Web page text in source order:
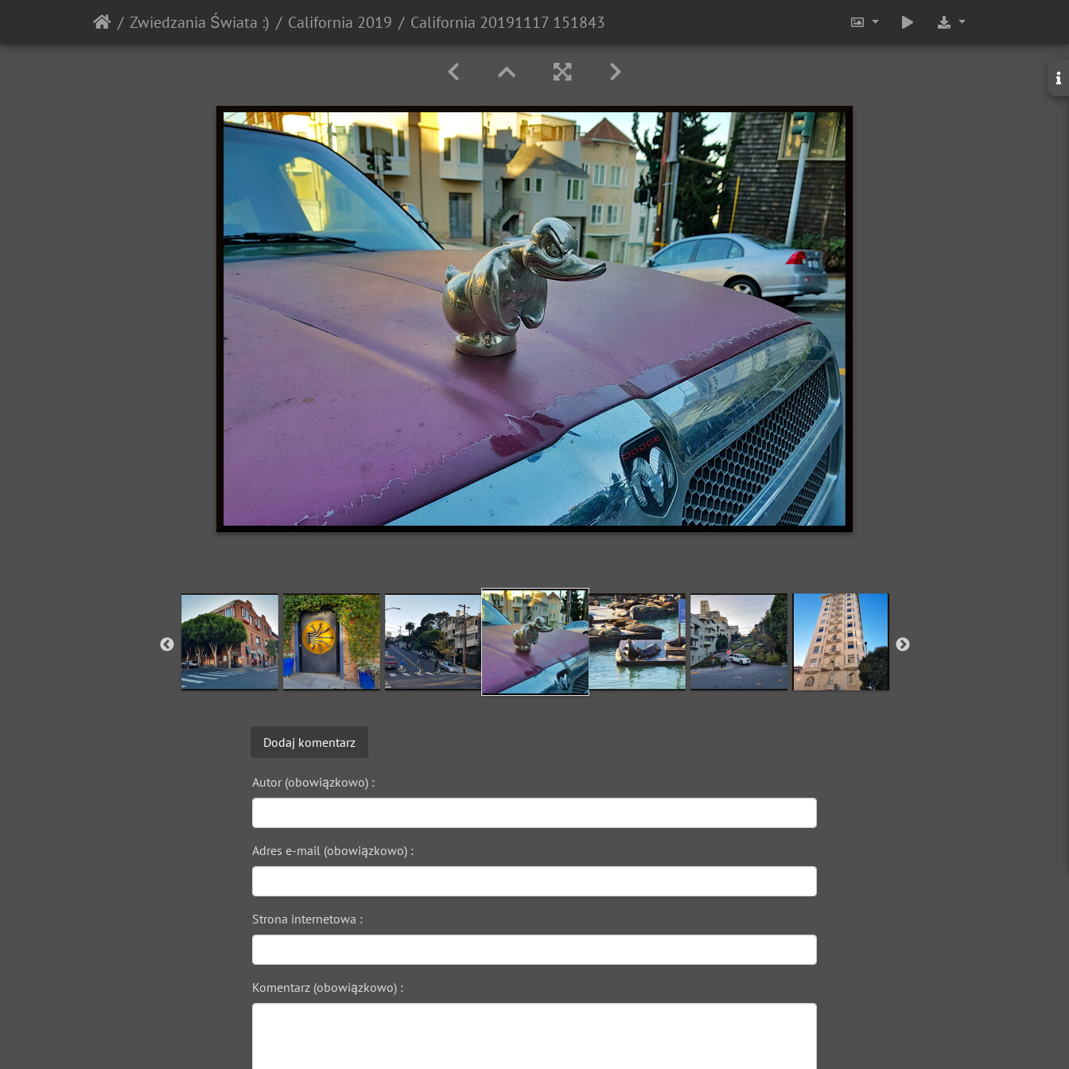
Zwiedzania Świata :) California 2019 California 20191117 151843
Dodaj komentarz
Autor (obowiązkowo) :
Adres e-mail (obowiązkowo) :
Strona internetowa :
Komentarz (obowiązkowo) :